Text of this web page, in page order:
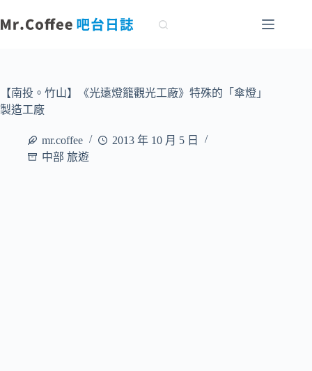
至
容【南投。竹山】《光遠燈籠觀光工廠》特殊的「傘燈」
製造工廠
mr.coffee
2013 年 10 月 5 日
中部 旅遊